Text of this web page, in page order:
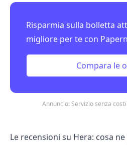
Risparmia sulla bolletta
migliore per te con
Compara le
Annuncio: Servizio senza
Le recensioni su Hera: cosa